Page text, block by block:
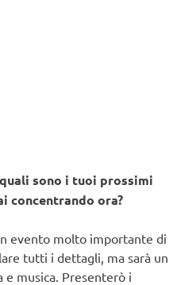
sono i tuoi prossimi
concentrando ora?
evento molto importante di
tutti i dettagli, ma sarà un
e musica. Presenterò i